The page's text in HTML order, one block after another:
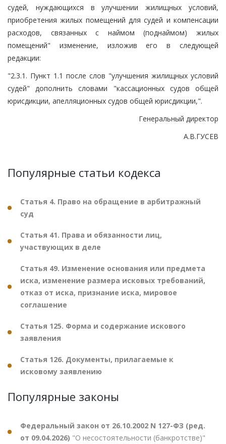
судей, нуждающихся в улучшении жилищных условий,
приобретения жилых помещений для судей и компенсации
расходов, связанных с наймом (поднаймом) жилых
помещений" изменение, изложив его в следующей
редакции:
"2.3.1. Пункт 1.1 после слов "улучшения жилищных условий
судей" дополнить словами "кассационных судов общей
юрисдикции, апелляционных судов общей юрисдикции,".
Генеральный директор
А.В.ГУСЕВ
Популярные статьи кодекса
Статья 4. Право на обращение в арбитражный
суд
Статья 41. Права и обязанности лиц,
участвующих в деле
Статья 49. Изменение основания или предмета
иска, изменение размера исковых требований,
отказ от иска, признание иска, мировое
соглашение
Статья 125. Форма и содержание искового
заявления
Статья 126. Документы, прилагаемые к
исковому заявлению
Популярные законы
Федеральный закон от 26.10.2002 N 127-ФЗ (ред.
от 09.04.2026) "О несостоятельности (банкротстве)"